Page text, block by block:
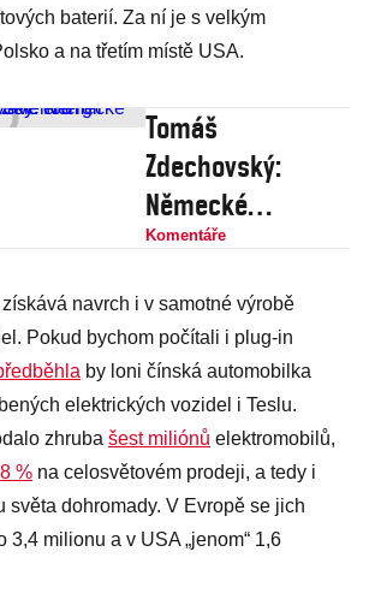
baterií. Za ní je s velkým
a na třetím místě USA.
Tomáš
Zdechovský:
Německé
paradoxy aneb
ke špinavé
energii
Komentáře
navrch i v samotné výrobě
Pokud bychom počítali i plug-in
by loni čínská automobilka
elektrických vozidel i Teslu.
zhruba šest miliónů elektromobilů,
% na celosvětovém prodeji, a tedy i
světa dohromady. V Evropě se jich
3,4 milionu a v USA „jenom“ 1,6